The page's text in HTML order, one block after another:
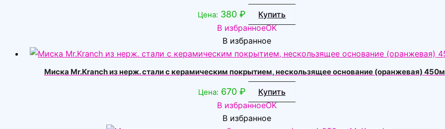
Цена: 380₽
Купить
В избранноеOK
В избранное
Миска Mr.Kranch из нерж. стали с керамическим покрытием, нескользящее основание (оранжевая)
Цена: 670 ₽
Купить
В избранноеOK
В избранное